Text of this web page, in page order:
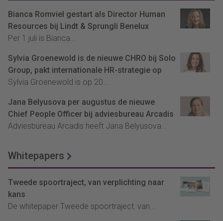
Bianca Romviel gestart als Director Human
Resources bij Lindt & Sprungli Benelux
Per 1 juli is Bianca...
Sylvia Groenewold is de nieuwe CHRO bij Solo
Group, pakt internationale HR-strategie op
Sylvia Groenewold is op 20...
Jana Belyusova per augustus de nieuwe
Chief People Officer bij adviesbureau Arcadis
Adviesbureau Arcadis heeft Jana Belyusova...
Whitepapers
Tweede spoortraject, van verplichting naar
kans
De whitepaper Tweede spoortraject: van...